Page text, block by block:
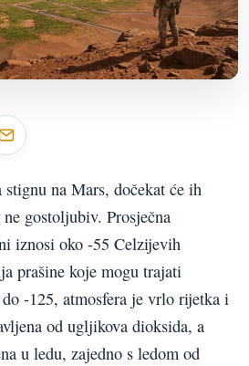
na Mars, dočekat će ih
gostoljubiv. Prosječna
iznosi oko -55 Celzijevih
prašine koje mogu trajati
-125, atmosfera je vrlo rijetka i
od ugljikova dioksida, a
u ledu, zajedno s ledom od